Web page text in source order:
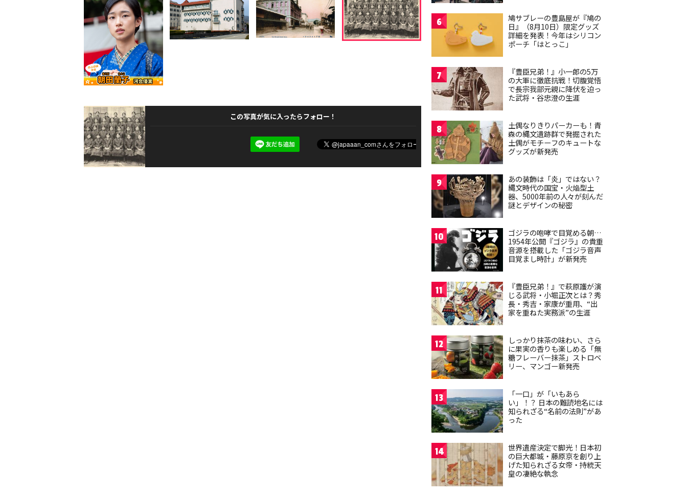
この写真が気に入ったらフォロー！
6
鳩サブレーの豊島屋が『鳩の
日』（8月10日）限定グッズ
詳細を発表！今年はシリコン
ポーチ「はとっこ」
7
『豊臣兄弟！』小一郎の5万
の大軍に徹底抗戦！切腹覚悟
で長宗我部元親に降伏を迫っ
た武将・谷忠澄の生涯
8
土偶なりきりパーカーも！青
森の縄文遺跡群で発掘された
土偶がモチーフのキュートな
グッズが新発売
9
あの装飾は「炎」ではない？
縄文時代の国宝・火焔型土
器、5000年前の人々が刻んだ
謎とデザインの秘密
10
ゴジラの咆哮で目覚める朝…
1954年公開『ゴジラ』の貴重
音源を搭載した「ゴジラ音声
目覚まし時計」が新発売
11
『豊臣兄弟！』で萩原護が演
じる武将・小堀正次とは？秀
長・秀吉・家康が重用、“出
家を重ねた実務派”の生涯
12
しっかり抹茶の味わい、さら
に果実の香りも楽しめる「無
糖フレーバー抹茶」ストロベ
リー、マンゴー新発売
13
「一口」が「いもあら
い」！？ 日本の難読地名には
知られざる“名前の法則”があ
った
14
世界遺産決定で脚光！日本初
の巨大都城・藤原京を創り上
げた知られざる女帝・持統天
皇の凄絶な執念